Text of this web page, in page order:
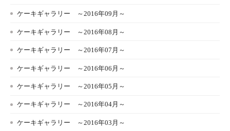
ケーキギャラリー ～2016年09月～
ケーキギャラリー ～2016年08月～
ケーキギャラリー ～2016年07月～
ケーキギャラリー ～2016年06月～
ケーキギャラリー ～2016年05月～
ケーキギャラリー ～2016年04月～
ケーキギャラリー ～2016年03月～